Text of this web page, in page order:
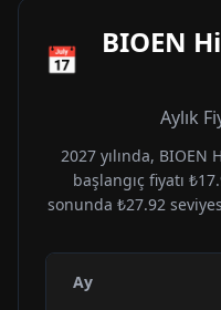
📅 BIOEN
Aylık
2027 yılında, BIOEN
başlangıç fiyatı
sonunda ₺27.92
Ay